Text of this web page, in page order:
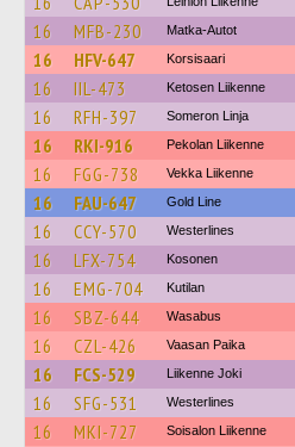
16 MFB-230 Matka-Autot
16 HFV-647 Korsisaari
16 IIL-473 Ketosen Liikenne
16 RFH-397 Someron Linja
16 RKI-916 Pekolan Liikenne
16 FGG-738 Vekka Liikenne
16 FAU-647 Gold Line
16 CCY-570 Westerlines
16 LFX-754 Kosonen
16 EMG-704 Kutilan
16 SBZ-644 Wasabus
16 CZL-426 Vaasan Paika
16 FCS-529 Liikenne Joki
16 SFG-531 Westerlines
16 MKI-727 Soisalon Liikenne